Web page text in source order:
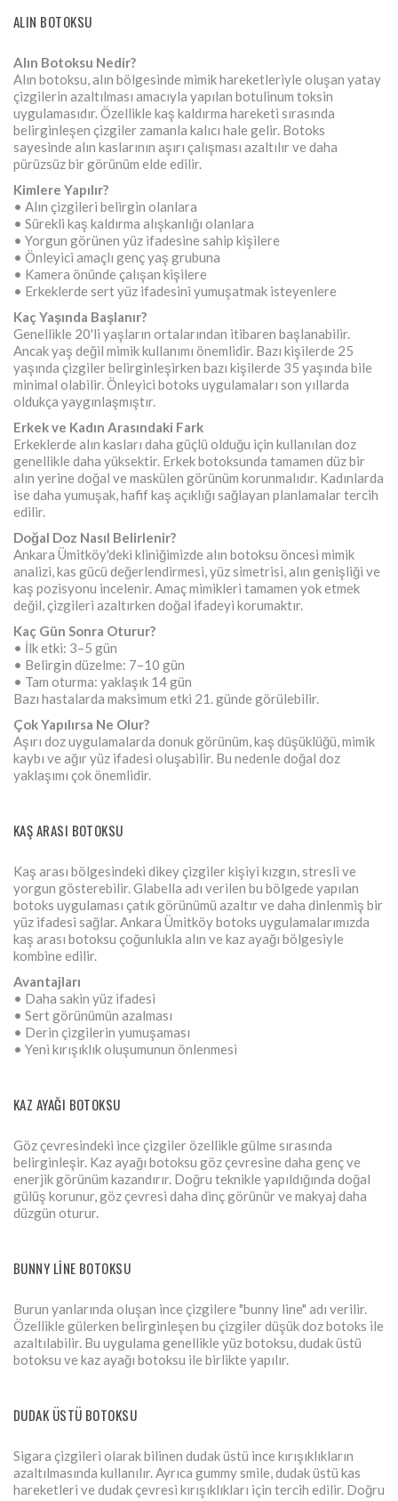
ALIN BOTOKSU
Alın Botoksu Nedir?
Alın botoksu, alın bölgesinde mimik hareketleriyle oluşan yatay
çizgilerin azaltılması amacıyla yapılan botulinum toksin
uygulamasıdır. Özellikle kaş kaldırma hareketi sırasında
belirginleşen çizgiler zamanla kalıcı hale gelir. Botoks
sayesinde alın kaslarının aşırı çalışması azaltılır ve daha
pürüzsüz bir görünüm elde edilir.
Kimlere Yapılır?
• Alın çizgileri belirgin olanlara
• Sürekli kaş kaldırma alışkanlığı olanlara
• Yorgun görünen yüz ifadesine sahip kişilere
• Önleyici amaçlı genç yaş grubuna
• Kamera önünde çalışan kişilere
• Erkeklerde sert yüz ifadesini yumuşatmak isteyenlere
Kaç Yaşında Başlanır?
Genellikle 20'li yaşların ortalarından itibaren başlanabilir.
Ancak yaş değil mimik kullanımı önemlidir. Bazı kişilerde 25
yaşında çizgiler belirginleşirken bazı kişilerde 35 yaşında bile
minimal olabilir. Önleyici botoks uygulamaları son yıllarda
oldukça yaygınlaşmıştır.
Erkek ve Kadın Arasındaki Fark
Erkeklerde alın kasları daha güçlü olduğu için kullanılan doz
genellikle daha yüksektir. Erkek botoksunda tamamen düz bir
alın yerine doğal ve maskülen görünüm korunmalıdır. Kadınlarda
ise daha yumuşak, hafif kaş açıklığı sağlayan planlamalar tercih
edilir.
Doğal Doz Nasıl Belirlenir?
Ankara Ümitköy'deki kliniğimizde alın botoksu öncesi mimik
analizi, kas gücü değerlendirmesi, yüz simetrisi, alın genişliği ve
kaş pozisyonu incelenir. Amaç mimikleri tamamen yok etmek
değil, çizgileri azaltırken doğal ifadeyi korumaktır.
Kaç Gün Sonra Oturur?
• İlk etki: 3–5 gün
• Belirgin düzelme: 7–10 gün
• Tam oturma: yaklaşık 14 gün
Bazı hastalarda maksimum etki 21. günde görülebilir.
Çok Yapılırsa Ne Olur?
Aşırı doz uygulamalarda donuk görünüm, kaş düşüklüğü, mimik
kaybı ve ağır yüz ifadesi oluşabilir. Bu nedenle doğal doz
yaklaşımı çok önemlidir.
KAŞ ARASI BOTOKSU
Kaş arası bölgesindeki dikey çizgiler kişiyi kızgın, stresli ve
yorgun gösterebilir. Glabella adı verilen bu bölgede yapılan
botoks uygulaması çatık görünümü azaltır ve daha dinlenmiş bir
yüz ifadesi sağlar. Ankara Ümitköy botoks uygulamalarımızda
kaş arası botoksu çoğunlukla alın ve kaz ayağı bölgesiyle
kombine edilir.
Avantajları
• Daha sakin yüz ifadesi
• Sert görünümün azalması
• Derin çizgilerin yumuşaması
• Yeni kırışıklık oluşumunun önlenmesi
KAZ AYAĞI BOTOKSU
Göz çevresindeki ince çizgiler özellikle gülme sırasında
belirginleşir. Kaz ayağı botoksu göz çevresine daha genç ve
enerjik görünüm kazandırır. Doğru teknikle yapıldığında doğal
gülüş korunur, göz çevresi daha dinç görünür ve makyaj daha
düzgün oturur.
BUNNY LINE BOTOKSU
Burun yanlarında oluşan ince çizgilere "bunny line" adı verilir.
Özellikle gülerken belirginleşen bu çizgiler düşük doz botoks ile
azaltılabilir. Bu uygulama genellikle yüz botoksu, dudak üstü
botoksu ve kaz ayağı botoksu ile birlikte yapılır.
DUDAK ÜSTÜ BOTOKSU
Sigara çizgileri olarak bilinen dudak üstü ince kırışıklıkların
azaltılmasında kullanılır. Ayrıca gummy smile, dudak üstü kas
hareketleri ve dudak çevresi kırışıklıkları için tercih edilir. Doğru